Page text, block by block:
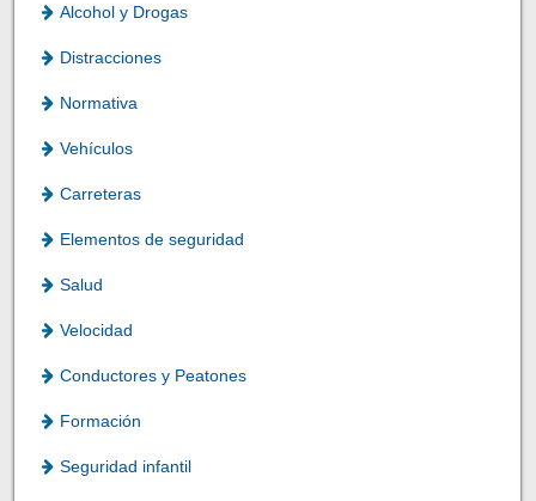
Alcohol y Drogas
Distracciones
Normativa
Vehículos
Carreteras
Elementos de seguridad
Salud
Velocidad
Conductores y Peatones
Formación
Seguridad infantil